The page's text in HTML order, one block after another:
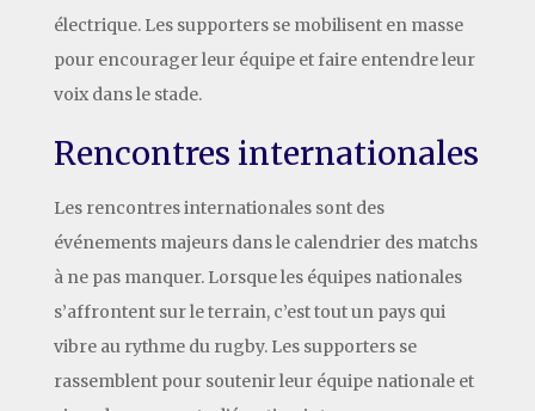
électrique. Les supporters se mobilisent en masse
pour encourager leur équipe et faire entendre leur
voix dans le stade.
Rencontres internationales
Les rencontres internationales sont des
événements majeurs dans le calendrier des matchs
à ne pas manquer. Lorsque les équipes nationales
s’affrontent sur le terrain, c’est tout un pays qui
vibre au rythme du rugby. Les supporters se
rassemblent pour soutenir leur équipe nationale et